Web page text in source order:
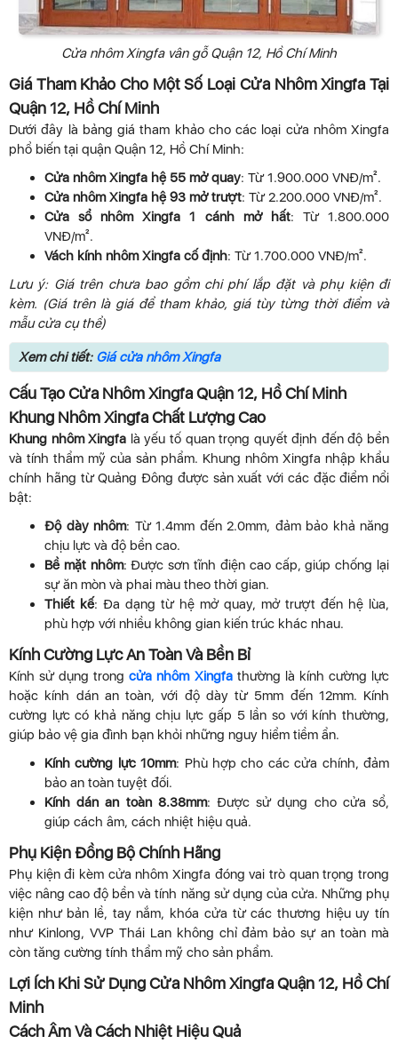
Cửa nhôm Xingfa vân gỗ Quận 12, Hồ Chí Minh
Giá Tham Khảo Cho Một Số Loại Cửa Nhôm Xingfa Tại
Quận 12, Hồ Chí Minh
Dưới đây là bảng giá tham khảo cho các loại cửa nhôm Xingfa
phổ biến tại quận Quận 12, Hồ Chí Minh:
Cửa nhôm Xingfa hệ 55 mở quay: Từ 1.900.000 VNĐ/m².
Cửa nhôm Xingfa hệ 93 mở trượt: Từ 2.200.000 VNĐ/m².
Cửa sổ nhôm Xingfa 1 cánh mở hất: Từ 1.800.000
VNĐ/m².
Vách kính nhôm Xingfa cố định: Từ 1.700.000 VNĐ/m².
Lưu ý: Giá trên chưa bao gồm chi phí lắp đặt và phụ kiện đi
kèm. (Giá trên là giá để tham khảo, giá tùy từng thời điểm và
mẫu cửa cụ thể)
Xem chi tiết: Giá cửa nhôm Xingfa
Cấu Tạo Cửa Nhôm Xingfa Quận 12, Hồ Chí Minh
Khung Nhôm Xingfa Chất Lượng Cao
Khung nhôm Xingfa là yếu tố quan trọng quyết định đến độ bền
và tính thẩm mỹ của sản phẩm. Khung nhôm Xingfa nhập khẩu
chính hãng từ Quảng Đông được sản xuất với các đặc điểm nổi
bật:
Độ dày nhôm: Từ 1.4mm đến 2.0mm, đảm bảo khả năng
chịu lực và độ bền cao.
Bề mặt nhôm: Được sơn tĩnh điện cao cấp, giúp chống lại
sự ăn mòn và phai màu theo thời gian.
Thiết kế: Đa dạng từ hệ mở quay, mở trượt đến hệ lùa,
phù hợp với nhiều không gian kiến trúc khác nhau.
Kính Cường Lực An Toàn Và Bền Bỉ
Kính sử dụng trongcửa nhôm Xingfathường là kính cường lực
hoặc kính dán an toàn, với độ dày từ 5mm đến 12mm. Kính
cường lực có khả năng chịu lực gấp 5 lần so với kính thường,
giúp bảo vệ gia đình bạn khỏi những nguy hiểm tiềm ẩn.
Kính cường lực 10mm: Phù hợp cho các cửa chính, đảm
bảo an toàn tuyệt đối.
Kính dán an toàn 8.38mm: Được sử dụng cho cửa sổ,
giúp cách âm, cách nhiệt hiệu quả.
Phụ Kiện Đồng Bộ Chính Hãng
Phụ kiện đi kèm cửa nhôm Xingfa đóng vai trò quan trọng trong
việc nâng cao độ bền và tính năng sử dụng của cửa. Những phụ
kiện như bản lề, tay nắm, khóa cửa từ các thương hiệu uy tín
như Kinlong, VVP Thái Lan không chỉ đảm bảo sự an toàn mà
còn tăng cường tính thẩm mỹ cho sản phẩm.
Lợi Ích Khi Sử Dụng Cửa Nhôm Xingfa Quận 12, Hồ Chí
Minh
Cách Âm Và Cách Nhiệt Hiệu Quả